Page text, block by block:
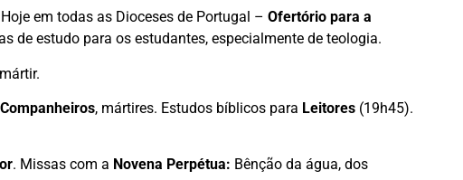
em todas as Dioceses de Portugal – Ofertório para a
de estudo para os estudantes, especialmente de teologia.
, mártires. Estudos bíblicos para Leitores(19h45).
. Missas com a Novena Perpétua: Bênção da água, dos